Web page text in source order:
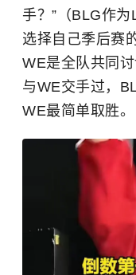
手？”（BLG作
选择自己季后赛
WE是全队共同
与WE交手过，
WE最简单取胜。